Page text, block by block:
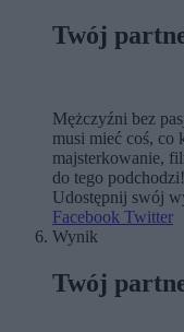
Twój
Mężczyźni bez
musi mieć coś, co
majsterkowanie,
do tego podchodzi!
Udostępnij swój
Facebook Twitter
Wynik
Twój